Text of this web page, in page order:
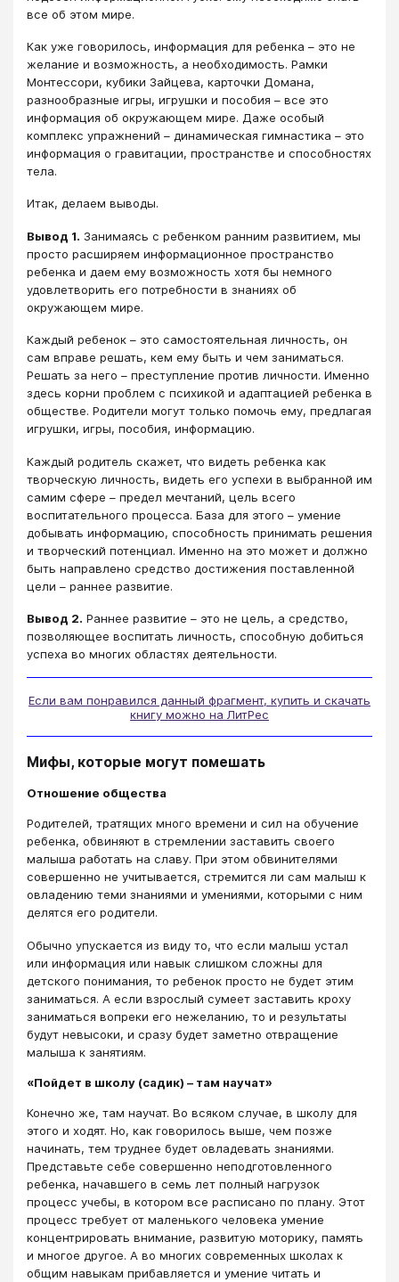
все об этом мире.
Как уже говорилось, информация для ребенка – это не
желание и возможность, а необходимость. Рамки
Монтессори, кубики Зайцева, карточки Домана,
разнообразные игры, игрушки и пособия – все это
информация об окружающем мире. Даже особый
комплекс упражнений – динамическая гимнастика – это
информация о гравитации, пространстве и способностях
тела.
Итак, делаем выводы.
Вывод 1. Занимаясь с ребенком ранним развитием, мы
просто расширяем информационное пространство
ребенка и даем ему возможность хотя бы немного
удовлетворить его потребности в знаниях об
окружающем мире.
Каждый ребенок – это самостоятельная личность, он
сам вправе решать, кем ему быть и чем заниматься.
Решать за него – преступление против личности. Именно
здесь корни проблем с психикой и адаптацией ребенка в
обществе. Родители могут только помочь ему, предлагая
игрушки, игры, пособия, информацию.
Каждый родитель скажет, что видеть ребенка как
творческую личность, видеть его успехи в выбранной им
самим сфере – предел мечтаний, цель всего
воспитательного процесса. База для этого – умение
добывать информацию, способность принимать решения
и творческий потенциал. Именно на это может и должно
быть направлено средство достижения поставленной
цели – раннее развитие.
Вывод 2. Раннее развитие – это не цель, а средство,
позволяющее воспитать личность, способную добиться
успеха во многих областях деятельности.
Если вам понравился данный фрагмент, купить и скачать
книгу можно на ЛитРес
Мифы, которые могут помешать
Отношение общества
Родителей, тратящих много времени и сил на обучение
ребенка, обвиняют в стремлении заставить своего
малыша работать на славу. При этом обвинителями
совершенно не учитывается, стремится ли сам малыш к
овладению теми знаниями и умениями, которыми с ним
делятся его родители.
Обычно упускается из виду то, что если малыш устал
или информация или навык слишком сложны для
детского понимания, то ребенок просто не будет этим
заниматься. А если взрослый сумеет заставить кроху
заниматься вопреки его нежеланию, то и результаты
будут невысоки, и сразу будет заметно отвращение
малыша к занятиям.
«Пойдет в школу (садик) – там научат»
Конечно же, там научат. Во всяком случае, в школу для
этого и ходят. Но, как говорилось выше, чем позже
начинать, тем труднее будет овладевать знаниями.
Представьте себе совершенно неподготовленного
ребенка, начавшего в семь лет полный нагрузок
процесс учебы, в котором все расписано по плану. Этот
процесс требует от маленького человека умение
концентрировать внимание, развитую моторику, память
и многое другое. А во многих современных школах к
общим навыкам прибавляется и умение читать и